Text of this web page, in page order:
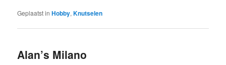
Geplaatst in Hobby,Knutselen
Alan’s Milano